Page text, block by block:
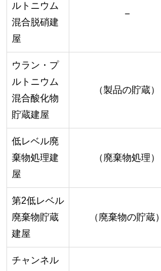
ルトニウム
混合脱硝建
屋
−
ウラン・プ
ルトニウム
混合酸化物
貯蔵建屋
（製品の貯蔵）
低レベル廃
棄物処理建
屋
（廃棄物処理）
第2低レベル
廃棄物貯蔵
建屋
（廃棄物の貯蔵）
チャンネル